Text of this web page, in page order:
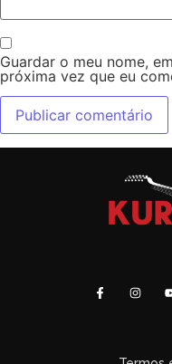
Guardar o meu nome,
próxima vez que eu